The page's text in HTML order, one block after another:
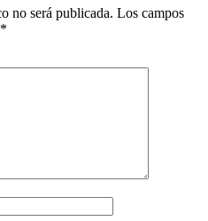
no será publicada. Los campos
*